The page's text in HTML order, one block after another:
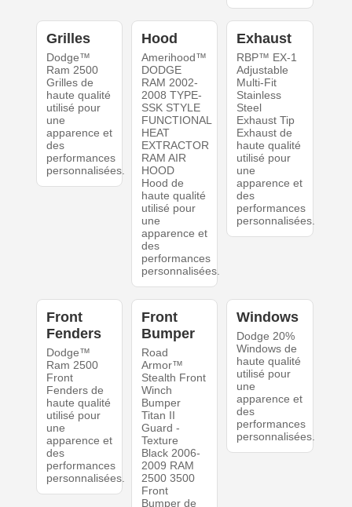
Grilles
Dodge™
Ram 2500
Grilles de
haute qualité
utilisé pour
une
apparence et
des
performances
personnalisées.
Hood
Amerihood™
DODGE
RAM 2002-
2008 TYPE-
SSK STYLE
FUNCTIONAL
HEAT
EXTRACTOR
RAM AIR
HOOD
Hood de
haute qualité
utilisé pour
une
apparence et
des
performances
personnalisées.
Exhaust
RBP™ EX-1
Adjustable
Multi-Fit
Stainless
Steel
Exhaust Tip
Exhaust de
haute qualité
utilisé pour
une
apparence et
des
performances
personnalisées.
Front
Fenders
Dodge™
Ram 2500
Front
Fenders de
haute qualité
utilisé pour
une
apparence et
des
performances
personnalisées.
Front
Bumper
Road
Armor™
Stealth Front
Winch
Bumper
Titan II
Guard -
Texture
Black 2006-
2009 RAM
2500 3500
Front
Bumper de
Windows
Dodge 20%
Windows de
haute qualité
utilisé pour
une
apparence et
des
performances
personnalisées.